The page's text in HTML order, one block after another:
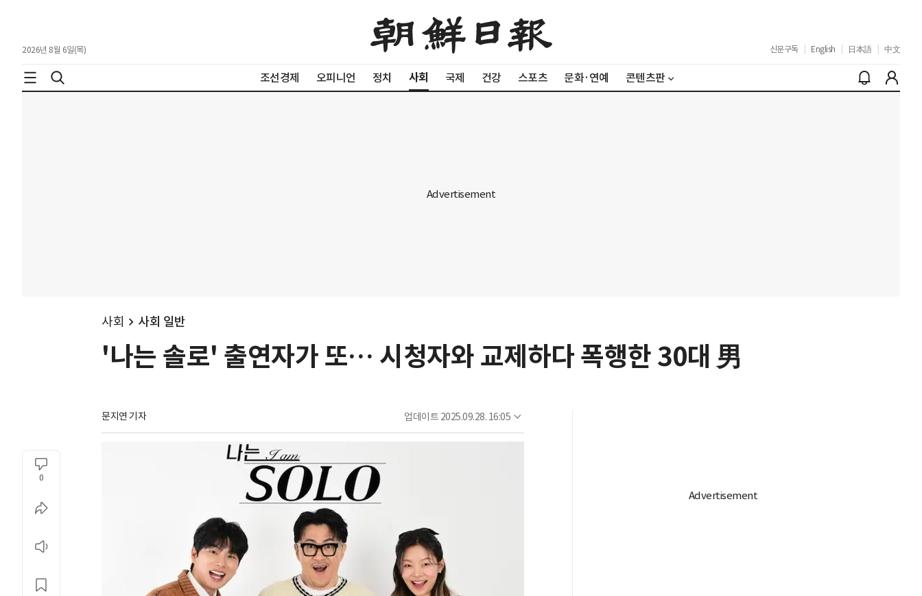
2026년 8월 6일(목) 신문구독 English 日本語 中文
조선경제 오피니언 정치 사회 국제 건강 스포츠 문화·연예 콘텐츠판
사회 사회 일반
'나는 솔로' 출연자가 또… 시청자와 교제하다 폭행한 30대 男
문지연 기자 업데이트 2025.09.28. 16:05
0